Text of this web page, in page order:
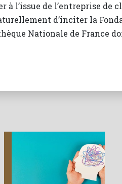
l’issue de l’entreprise de
d’inciter la
Nationale de France